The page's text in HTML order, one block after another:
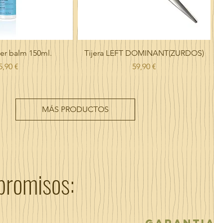
0
M
i
l
t
r
o
rápida
balm 150ml.
€
Vista rápida
Tijera LEFT DOMINANT(ZURDOS)
Precio
59,90 €
MÁS PRODUCTOS